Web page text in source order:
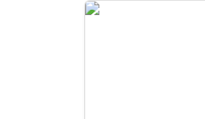
Dicono di noi